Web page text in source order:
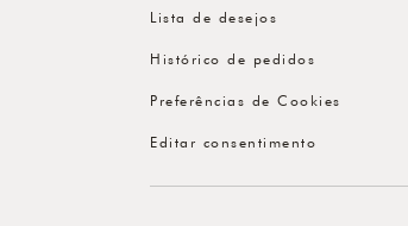
Lista de desejos
Histórico de pedidos
Preferências de Cookies
Editar consentimento